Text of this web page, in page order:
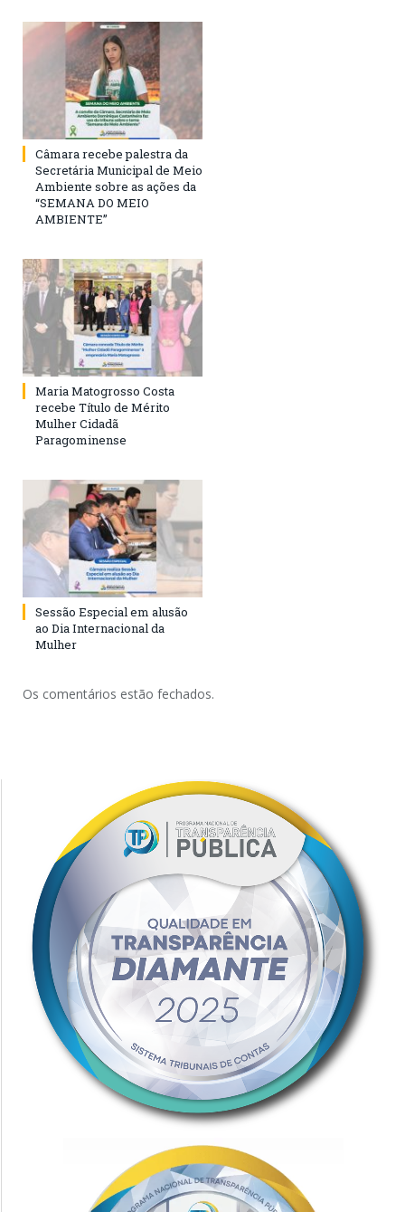
Câmara recebe palestra da
Secretária Municipal de Meio
Ambiente sobre as ações da
“SEMANA DO MEIO
AMBIENTE”
Maria Matogrosso Costa
recebe Título de Mérito
Mulher Cidadã
Paragominense
Sessão Especial em alusão
ao Dia Internacional da
Mulher
Os comentários estão fechados.